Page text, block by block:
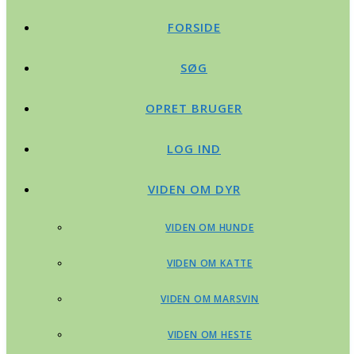
FORSIDE
SØG
OPRET BRUGER
LOG IND
VIDEN OM DYR
VIDEN OM HUNDE
VIDEN OM KATTE
VIDEN OM MARSVIN
VIDEN OM HESTE